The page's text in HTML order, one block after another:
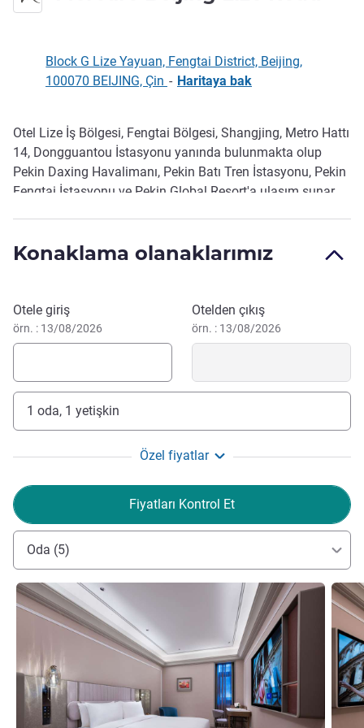
Block G Lize Yayuan, Fengtai District, Beijing,
100070 BEIJING, Çin - Haritaya bak
Açıklama
Otel Lize İş Bölgesi, Fengtai Bölgesi, Shangjing, Metro Hattı
14, Dongguantou İstasyonu yanında bulunmakta olup
Pekin Daxing Havalimanı, Pekin Batı Tren İstasyonu, Pekin
Fengtai İstasyonu ve Pekin Global Resort'a ulaşım sunar.
karşılarken size kendinizi evinizde hissettirecek bir hizmet
Konaklama olanaklarımız
Bu otelde rezervasyon yaptırın
Otele giriş
örn. : 13/08/2026
Otelden çıkış
örn. : 13/08/2026
1 oda, 1 yetişkin
Özel fiyatlar
Fiyatları Kontrol Et
Oda (5)
Ayrıntıları göster